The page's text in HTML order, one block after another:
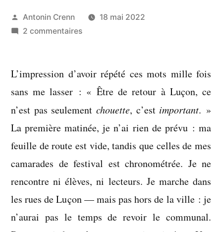
Publié
par
Antonin Crenn
18 mai 2022
2 commentairessur
a
premières
fois,
et
ci
ne
finissent
L’impression d’avoir répété ces mots mille fois
sans me lasser : « Être de retour à Luçon, ce
n’est pas seulement chouette, c’est important. »
La première matinée, je n’ai rien de prévu : ma
feuille de route est vide, tandis que celles de mes
camarades de festival est chronométrée. Je ne
rencontre ni élèves, ni lecteurs. Je marche dans
les rues de Luçon — mais pas hors de la ville : je
n’aurai pas le temps de revoir le communal.